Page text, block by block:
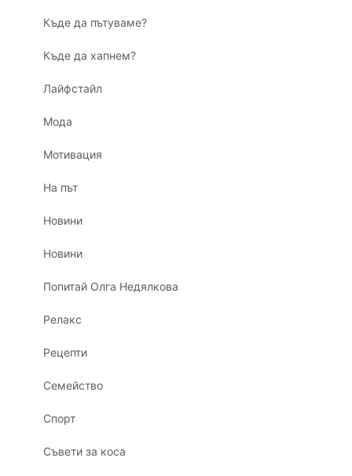
Къде да пътуваме?
Къде да хапнем?
Лайфстайл
Мода
Мотивация
На път
Новини
Новини
Попитай Олга Недялкова
Релакс
Рецепти
Семейство
Спорт
Съвети за коса